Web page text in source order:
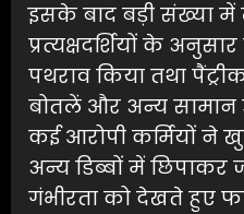
इसके बाद बड़ी संख्या
प्रत्यक्षदर्शियों के
पथराव किया तथा
बोतलें और अन्य सामान
कई आरोपी कर्मियों ने
अन्य डिब्बों में छिपाकर
गंभीरता को देखते हुए